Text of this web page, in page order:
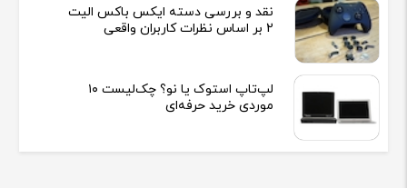
نقد و بررسی دسته ایکس باکس الیت
2 بر اساس نظرات کاربران واقعی
لپ‌تاپ استوک یا نو؟ چک‌لیست ۱۰
موردی خرید حرفه‌ای